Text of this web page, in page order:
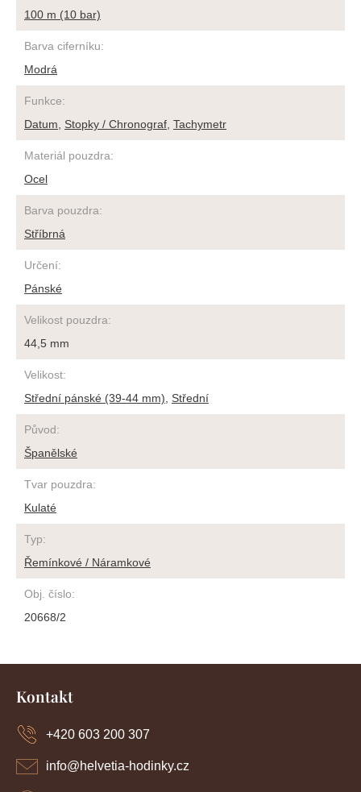
100 m (10 bar)
Barva ciferníku:
Modrá
Funkce:
Datum
Stopky / Chronograf Tachymetr
Materiál pouzdra:
Ocel
Barva pouzdra:
Stříbrná
Určení:
Pánské
Velikost pouzdra:
44,5 mm
Velikost:
Střední pánské (39-44 mm)
Střední
Původ:
Španělské
Tvar pouzdra:
Kulaté
Typ:
Řemínkové / Náramkové
Obj. číslo:
20668/2
Kontakt
info@helvetia-hodinky.cz
+420 603 200 307